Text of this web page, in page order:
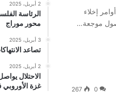
إخلاء
موجعة…
0
267
2 أبريل، 2025
الرئاسة
محور موراج
3 أبريل، 2025
تصاعد
2 أبريل، 2025
غزة